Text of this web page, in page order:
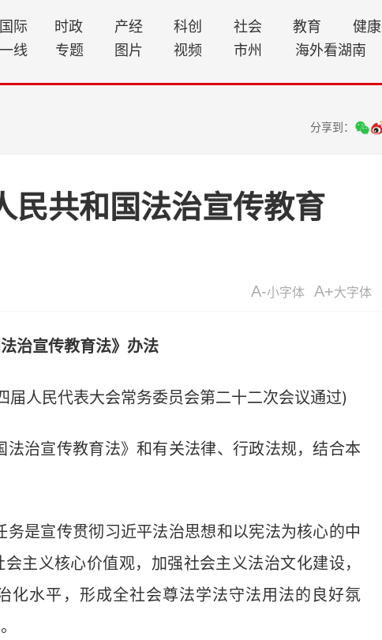
际 时政 产经 科创 社会 教育 健康
线
专题 图片 视频 市州 海外看湖南
分享到：
民共和国法治宣传教育
A-小字体 A+大字体
治宣传教育法》办法
人民代表大会常务委员会第二十二次会议通过)
法治宣传教育法》和有关法律、行政法规，结合本
务是宣传贯彻习近平法治思想和以宪法为核心的中
主义核心价值观，加强社会主义法治文化建设，
化水平，形成全社会尊法学法守法用法的良好氛